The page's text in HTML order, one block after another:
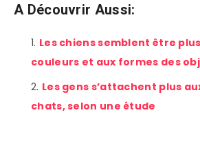
A Découvrir Aussi:
Les chiens semblent être
couleurs et aux formes des
Les gens s’attachent plus
chats, selon une étude